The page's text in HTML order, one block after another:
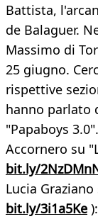
Battista,
de Balaguer.
Massimo di
25 giugno.
rispettive
hanno parlato
"Papaboys
Accornero su
bit.ly/
Lucia
bit.ly/3i1a5Ke